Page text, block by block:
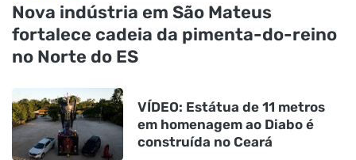
Nova indústria em São Mateus
fortalece cadeia da pimenta-do-reino
no Norte do ES
VÍDEO: Estátua de 11 metros
em homenagem ao Diabo é
construída no Ceará